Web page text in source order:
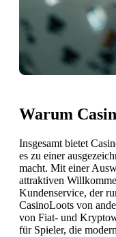
Warum
Insgesamt bietet
es zu einer
macht. Mit einer
attraktiven
Kundenservice, der
CasinoLoots von
von Fiat- und
für Spieler, die